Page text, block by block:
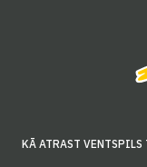
KĀ ATRAST